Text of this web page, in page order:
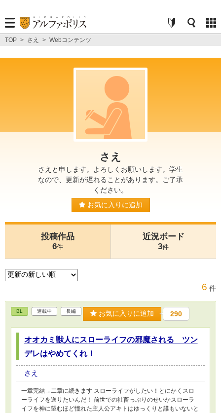
TOP > さえ > Webコンテンツ
さえ
さえと申します。よろしくお願いします。学生
なので、更新が遅れることがあります。ご了承
ください。
お気に入りに追加
投稿作品
6件
近況ボード
3件
6 件
BL 連載中 長編 お気に入りに追加 290
オオカミ獣人にスローライフの邪魔される ツン
デレはやめてくれ！
さえ
一章完結→二章に続きます スローライフがしたい！とにかくスロ
ーライフを送りたいんだ！ 前世での社畜っぷりのせいかスローラ
イフを神に望むほど憧れた主人公アキトはゆっくりと誰もいないと